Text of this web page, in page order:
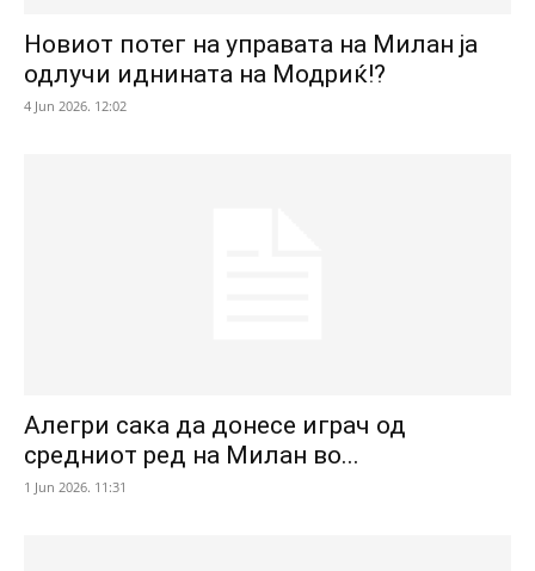
Новиот потег на управата на Милан ја
одлучи иднината на Модриќ!?
4 Jun 2026. 12:02
Алегри сака да донесе играч од
средниот ред на Милан во...
1 Jun 2026. 11:31